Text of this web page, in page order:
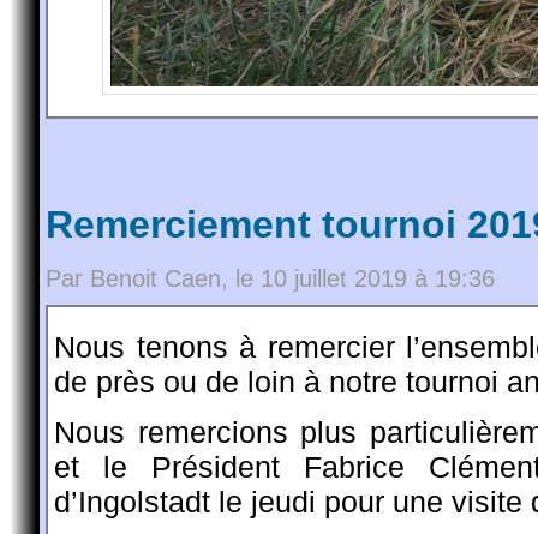
Remerciement tournoi
Par Benoit Caen, le 10 juillet 2019 à 19:36
Nous tenons à remercier
de près ou de loin à notre tournoi
Nous remercions plus
et le Président Fabrice
d’Ingolstadt le jeudi pour une visite